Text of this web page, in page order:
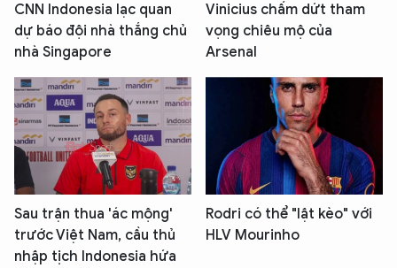
CNN Indonesia lạc quan
dự báo đội nhà thắng chủ
nhà Singapore
Vinicius chấm dứt tham
vọng chiêu mộ của
Arsenal
Sau trận thua 'ác mộng'
trước Việt Nam, cầu thủ
nhập tịch Indonesia hứa
Rodri có thể "lật kèo" với
HLV Mourinho